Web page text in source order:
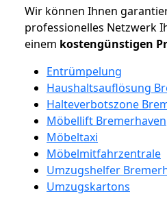
Wir können Ihnen
professionelles Netzwerk
einem kostengünstigen
Entrümpelung
Haushaltsauflösung
Halteverbotszone
Möbellift Bremerhaven
Möbeltaxi
Möbelmitfahrzentrale
Umzugshelfer
Umzugskartons